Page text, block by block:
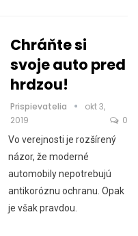
Chráňte si
svoje auto pred
hrdzou!
Prispievatelia
okt 3,
2019
0
Vo verejnosti je rozšírený
názor, že moderné
automobily nepotrebujú
antikoróznu ochranu. Opak
je však pravdou.